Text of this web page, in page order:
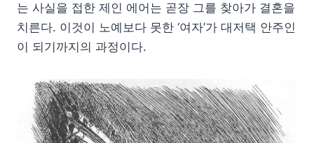
는 사실을 접한 제인 에어는 곧장 그를 찾아가 결혼을
치른다. 이것이 노예보다 못한 ‘여자’가 대저택 안주인
이 되기까지의 과정이다.